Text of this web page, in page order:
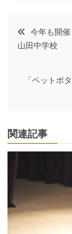
投
稿
ゲ
ー
シ
ョ
今年も開
山田中学校
「ペット
関連記事